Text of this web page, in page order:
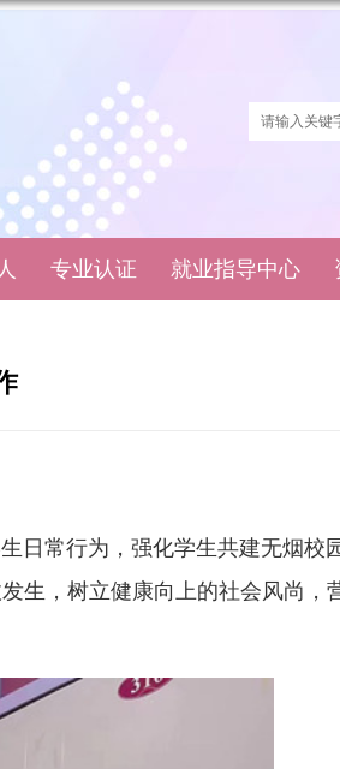
专业认证 就业指导中心
日常行为 ， 强化学生共建无烟校
生 ， 树立健康向上的社会风尚，